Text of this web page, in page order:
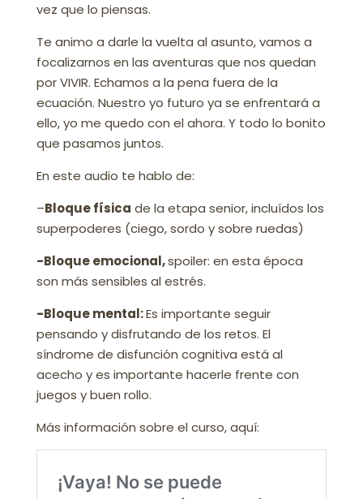
vez que lo piensas.
Te animo a darle la vuelta al asunto, vamos a
focalizarnos en las aventuras que nos quedan
por VIVIR. Echamos a la pena fuera de la
ecuación. Nuestro yo futuro ya se enfrentará a
ello, yo me quedo con el ahora. Y todo lo bonito
que pasamos juntos.
En este audio te hablo de:
–Bloque física de la etapa senior, incluídos los
superpoderes (ciego, sordo y sobre ruedas)
-Bloque emocional,spoiler: en esta época
son más sensibles al estrés.
-Bloque mental:Es importante seguir
pensando y disfrutando de los retos. El
síndrome de disfunción cognitiva está al
acecho y es importante hacerle frente con
juegos y buen rollo.
Más información sobre el curso, aquí: